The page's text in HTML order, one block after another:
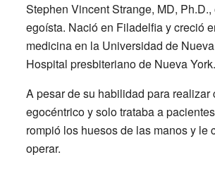
Stephen Vincent Strange, MD,
egoísta. Nació en Filadelfia y creció
medicina en la Universidad de
Hospital presbiteriano de Nueva
A pesar de su habilidad para
egocéntrico y solo trataba a
rompió los huesos de las manos y
operar.